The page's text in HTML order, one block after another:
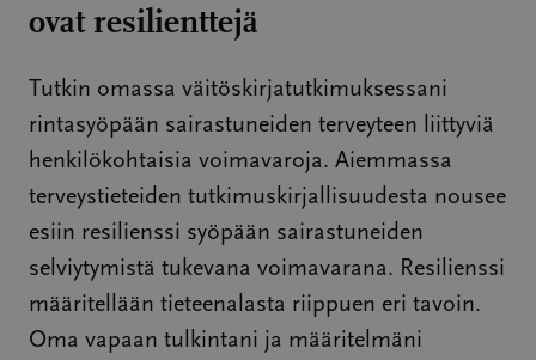
ovat resilienttejä
Tutkin omassa väitöskirjatutkimuksessani
rintasyöpään sairastuneiden terveyteen liittyviä
henkilökohtaisia voimavaroja. Aiemmassa
terveystieteiden tutkimuskirjallisuudesta nousee
esiin resilienssi syöpään sairastuneiden
selviytymistä tukevana voimavarana. Resilienssi
määritellään tieteenalasta riippuen eri tavoin.
Oma vapaan tulkintani ja määritelmäni